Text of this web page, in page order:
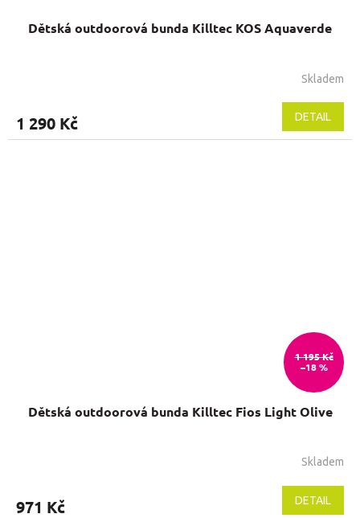
Dětská outdoorová bunda Killtec KOS Aquaverde
Skladem
1 290 Kč DETAIL
1 195 Kč
–18 %
Dětská outdoorová bunda Killtec Fios Light Olive
Skladem
971 Kč DETAIL